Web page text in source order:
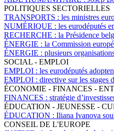
POLITIQUES SECTORIELLES
TRANSPORTS : les ministres
NUMÉRIQUE : les eurodéputés
RECHERCHE : la Présidence
ÉNERGIE : la Commission
ÉNERGIE : plusieurs
SOCIAL - EMPLOI
EMPLOI : les eurodéputés
EMPLOI : directive sur les stages
ÉCONOMIE - FINANCES -
FINANCES : stratégie
ÉDUCATION - JEUNESSE -
ÉDUCATION : Iliana Ivanova
CONSEIL DE L'EUROPE